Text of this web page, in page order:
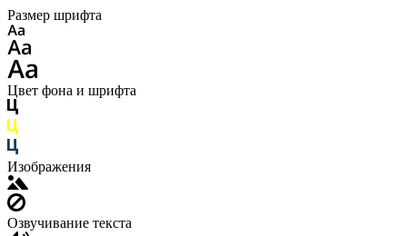
Размер шрифта
Цвет фона и шрифта
Изображения
Озвучивание текста